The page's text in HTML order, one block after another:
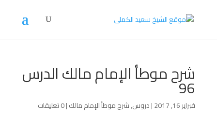
شرح موطأ الإمام مالك الدرس
96
فبراير 16, 2017 |دروس,شرح موطأ الإمام مالك|0 تعليقات